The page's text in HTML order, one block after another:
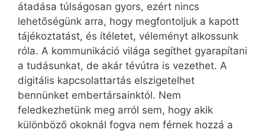
átadása túlságosan gyors, ezért nincs
lehetőségünk arra, hogy megfontoljuk a kapott
tájékoztatást, és ítéletet, véleményt alkossunk
róla. A kommunikáció világa segíthet gyarapítani
a tudásunkat, de akár tévútra is vezethet. A
digitális kapcsolattartás elszigetelhet
bennünket embertársainktól. Nem
feledkezhetünk meg arról sem, hogy akik
különböző okoknál fogva nem férnek hozzá a